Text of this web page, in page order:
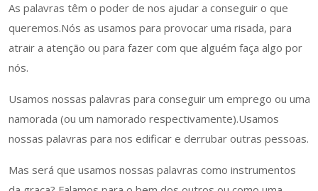
As palavras têm o poder de nos ajudar a conseguir o que
queremos.Nós as usamos para provocar uma risada, para
atrair a atenção ou para fazer com que alguém faça algo por
nós.
Usamos nossas palavras para conseguir um emprego ou uma
namorada (ou um namorado respectivamente).Usamos
nossas palavras para nos edificar e derrubar outras pessoas.
Mas será que usamos nossas palavras como instrumentos